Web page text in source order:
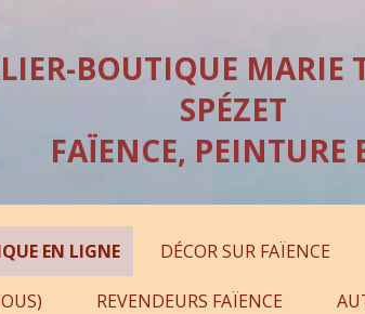
BOUTIQUE MARIE
SPÉZET
FAÏENCE, PEINTURE
EN LIGNE DÉCOR SUR FAÏENCE
REVENDEURS FAÏENCE